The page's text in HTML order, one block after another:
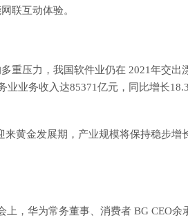
联互动体验。
重压力，我国软件业仍在 2021年交
业业务收入达85371亿元，同比增长
来黄金发展期，产业规模将保持稳步
上，华为常务董事、消费者 BG CEO